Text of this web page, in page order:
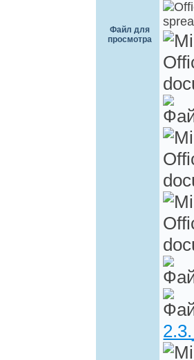
Файл для
просмотра